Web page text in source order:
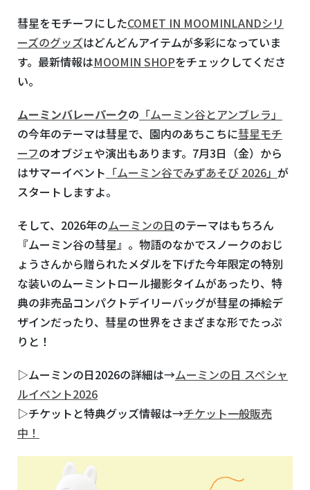
彗星をモチーフにしたCOMET IN MOOMINLANDシリ
ーズのグッズはどんどんアイテムが多彩になっていま
す。最新情報はMOOMIN SHOPをチェックしてくださ
い。
ムーミンバレーパークの 「ムーミン谷とアンブレラ」
の今年のテーマは彗星で、園内のあちこちに彗星モチ
ーフのオブジェや演出もあります。7月3日（金）から
はサマーイベント 「ムーミン谷でみずあそび 2026」 が
スタートしますよ。
そして、 2026年のムーミンの日のテーマはもちろん
『ムーミン谷の彗星』。物語のなかでスノークのおじ
ょうさんから贈られたメダルを下げた今年限定の特別
な装いのムーミントロール撮影タイムがあったり、特
典の非売品コンパクトデイリーバッグが彗星の挿絵デ
ザインだったり、彗星の世界をさまざまな形でたっぷ
りと！
▷ムーミンの日2026の詳細は→ムーミンの日 スペシャ
ルイベント2026
▷チケットと特典グッズ情報は→チケット一般販売
中！